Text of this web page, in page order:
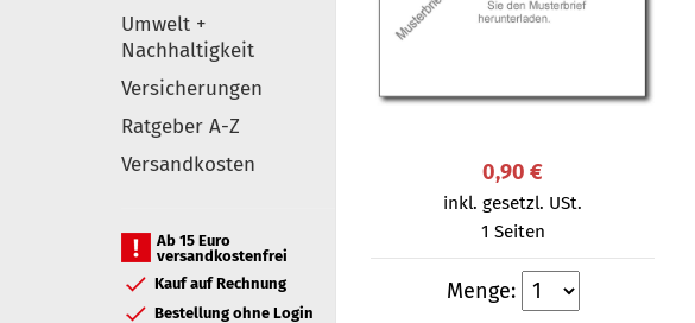
Umwelt +
Nachhaltigkeit
Versicherungen
Ratgeber A-Z
Versandkosten
Ab 15 Euro
versandkostenfrei
Kauf auf Rechnung
Bestellung ohne Login
0,90 €
inkl. gesetzl. USt.
1 Seiten
Menge: